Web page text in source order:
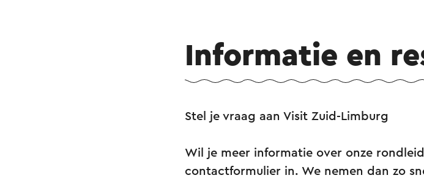
Informatie en
Stel je vraag aan Visit Zuid-Limburg
Wil je meer informatie over onze
contactformulier in. We nemen dan zo